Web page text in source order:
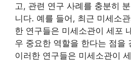
고, 관련 연구 사례를 충분히
니다. 예를 들어, 최근 미세소
한 연구들은 미세소관이 세포
우 중요한 역할을 한다는 점을
이러한 연구들은 미세소관이